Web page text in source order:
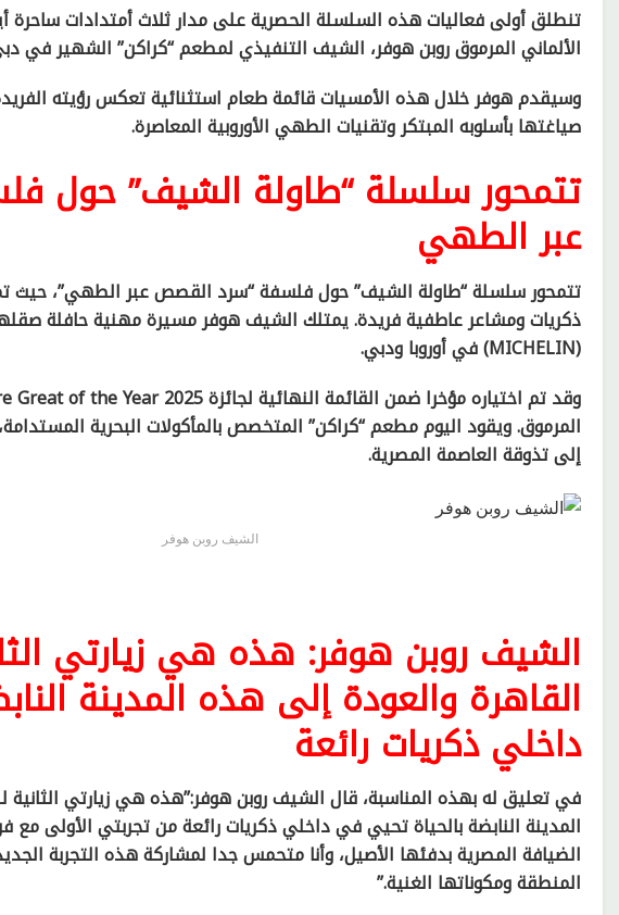
الألماني المرموق روبن هوفر، الشيف التنفيذي لمطعم “كراكن” الشهير في
وسيقدم هوفر خلال هذه الأمسيات قائمة طعام استثنائية تعكس رؤيته
صياغتها بأسلوبه المبتكر وتقنيات الطهي الأوروبية المعاصرة.
تتمحور سلسلة “طاولة الشيف” حول
عبر الطهي
تتمحور سلسلة “طاولة الشيف” حول فلسفة “سرد القصص عبر الطهي”، حيث
ذكريات ومشاعر عاطفية فريدة. يمتلك الشيف هوفر مسيرة مهنية حافلة
(MICHELIN) في أوروبا ودبي.
المرموق. ويقود اليوم مطعم “كراكن” المتخصص بالمأكولات البحرية
إلى تذوقة العاصمة المصرية.
الشيف روبن هوفر
الشيف روبن هوفر: هذه هي زيارتي
القاهرة والعودة إلى هذه المدينة
داخلي ذكريات رائعة
في تعليق له بهذه المناسبة، قال الشيف روبن هوفر:”هذه هي زيارتي
المدينة النابضة بالحياة تحيي في داخلي ذكريات رائعة من تجربتي الأولى
الضيافة المصرية بدفئها الأصيل، وأنا متحمس جدا لمشاركة هذه التجربة
المنطقة ومكوناتها الغنية.”